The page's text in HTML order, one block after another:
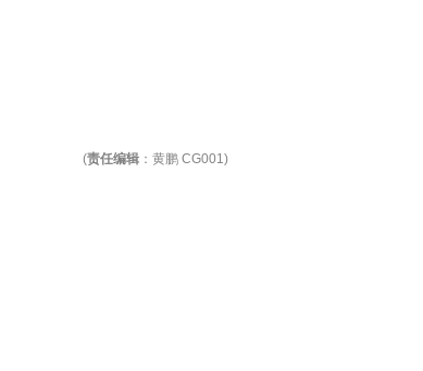
(责任编辑 ：黄鹏 CG001)